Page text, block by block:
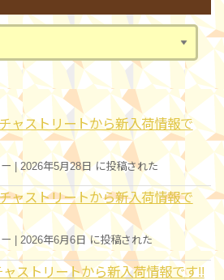
ャストリートから新入荷情報で
| 2026年5月28日 に投稿された
ャストリートから新入荷情報で
2026年6月6日 に投稿された
ストリートから新入荷情報です!!